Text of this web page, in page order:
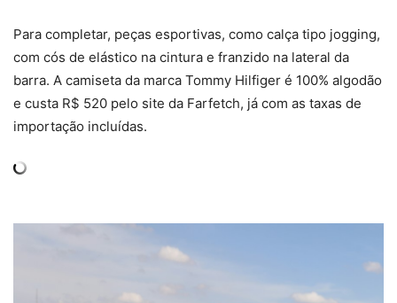
Para completar, peças esportivas, como calça tipo jogging,
com cós de elástico na cintura e franzido na lateral da
barra. A camiseta da marca Tommy Hilfiger é 100% algodão
e custa R$ 520 pelo site da Farfetch, já com as taxas de
importação incluídas.